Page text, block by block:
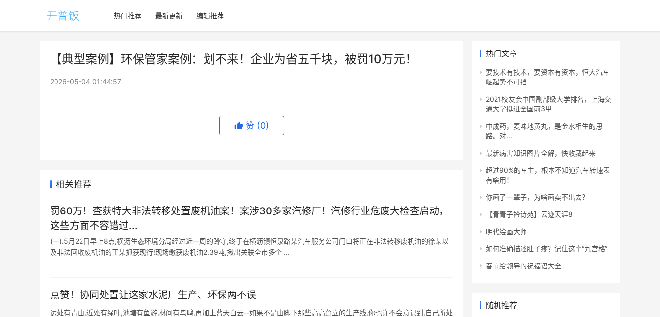
热门推荐 最新更新 编辑推荐
【典型案例】环保管家案例：划不来！企业为省五千块，被罚10万元！
2026-05-04 01:44:57
赞 (0)
相关推荐
罚60万！查获特大非法转移处置废机油案！案涉30多家汽修厂！汽修行业危废大检查启动，
这些方面不容错过...
(一).5月22日早上8点,横沥生态环境分局经过近一周的蹲守,终于在横沥镇恒泉路某汽车服务公司门口将正在非法转移废机油的徐某以
及非法回收废机油的王某抓获现行!现场缴获废机油2.39吨,揪出关联全市多个 ...
点赞！协同处置让这家水泥厂生产、环保两不误
远处有青山,近处有绿叶,池塘有鱼游,林间有鸟鸣,再加上蓝天白云--如果不是山脚下那些高高耸立的生产线,你也许不会意识到,自己所处
热门文章
要技术有技术，要资本有资本，恒大汽车
崛起势不可挡
2021校友会中国副部级大学排名，上海交
通大学挺进全国前3甲
中成药，麦味地黄丸，是金水相生的思
路。对...
最新病害知识图片全解，快收藏起来
超过90%的车主，根本不知道汽车转速表
有啥用！
你画了一辈子，为啥画卖不出去？
【青青子衿诗苑】云迹天涯8
明代绘画大师
如何准确描述肚子疼？记住这个“九宫格”
春节给领导的祝福语大全
随机推荐